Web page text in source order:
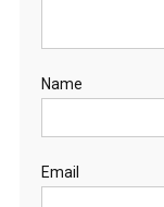
Name
Email